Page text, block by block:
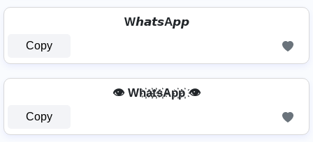
W𝙝𝙖𝙩𝙨A𝙥𝙥
Copy
👁️ Wh҉a҉t҉s҉Ap҉p҉ 👁️
Copy